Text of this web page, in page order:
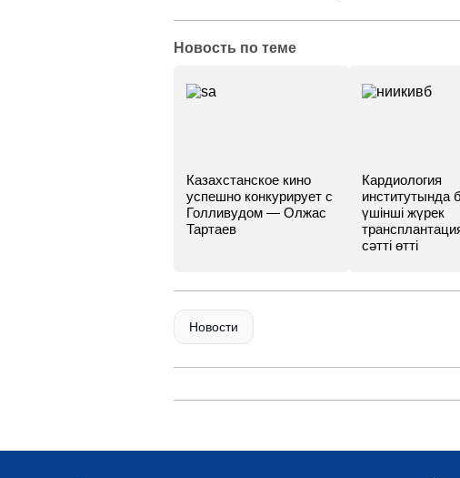
Новость по теме
Казахстанское кино
успешно конкурирует с
Голливудом — Олжас
Тартаев
Кардиология
институтында
үшінші жүрек
сәтті өтті
Новости